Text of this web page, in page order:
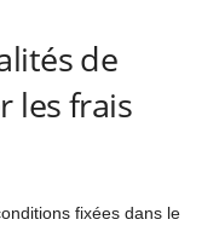
de
les frais
fixées dans le